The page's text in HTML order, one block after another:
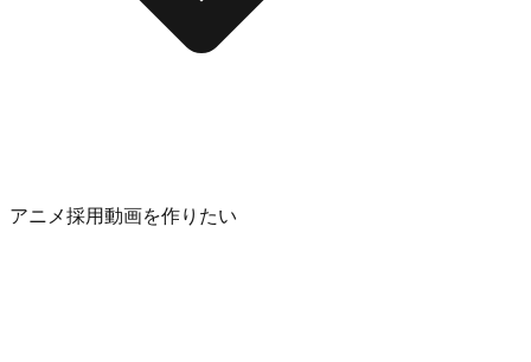
アニメ採用動画を作りたい